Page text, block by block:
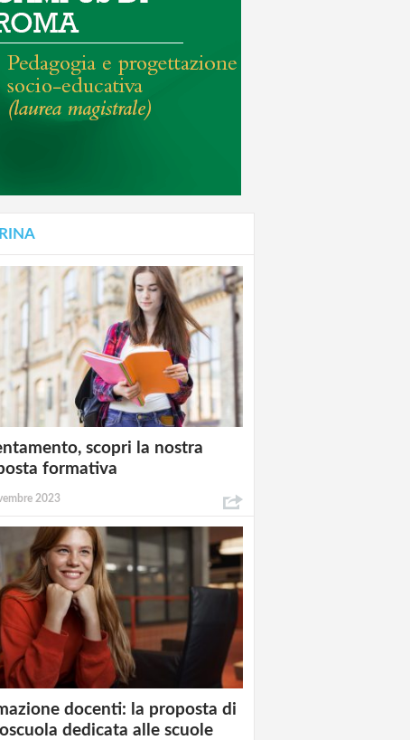
scopri la nostra
formativa
2023
docenti: la proposta di
dedicata alle scuole